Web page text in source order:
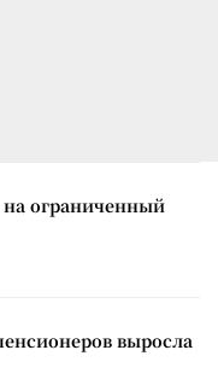
ограниченный
выросла